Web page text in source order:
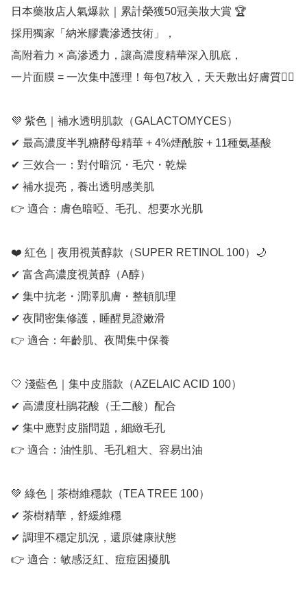
日本藥妝店人氣爆款｜累計榮獲50冠美妝大賞 🏆
採用獨家「納米膠囊滲透技術」，
高附着力 × 高滲透力，讓高濃度精華深入肌底，
一片面膜 = 一次集中護理！每包7枚入，天天敷出好膚質💆‍♀️
💜 紫色｜補水透明肌款（GALACTOMYCES）
✔ 最高濃度半乳糖酵母精華 + 4%煙酰胺 + 11種氨基酸
✔ 三效合一：對付暗沉・毛穴・乾燥
✔ 補水提亮，養出透明感美肌
👉 適合：膚色暗啞、毛孔、想要水光肌
❤️ 紅色｜夜用視黃醇款（SUPER RETINOL 100）🌙
✔ 富含高濃度視黃醇（A醇）
✔ 集中抗老・潤澤肌膚・整頓肌理
✔ 夜間密集修護，睡醒見證嫩滑
👉 適合：年齡肌、夜間集中保養
🤍 淺藍色｜集中皮脂款（AZELAIC ACID 100）
✔ 高濃度杜鵑花酸（壬二酸）配合
✔ 集中應對皮脂問題，細緻毛孔
👉 適合：油性肌、毛孔粗大、容易出油
💚 綠色｜茶樹維穩款（TEA TREE 100）
✔ 茶樹精華，舒緩維穩
✔ 調理不穩定肌況，還原健康狀態
👉 適合：敏感泛紅、痘痘困擾肌